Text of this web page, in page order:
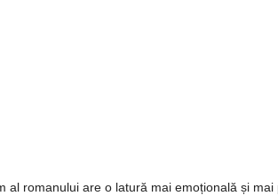
al romanului are o latură mai emoțională și